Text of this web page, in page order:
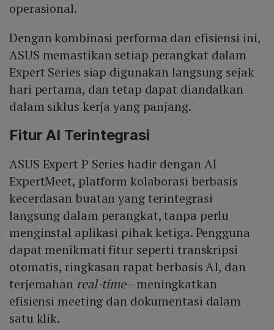
operasional.
Dengan kombinasi performa dan efisiensi ini,
ASUS memastikan setiap perangkat dalam
Expert Series siap digunakan langsung sejak
hari pertama, dan tetap dapat diandalkan
dalam siklus kerja yang panjang.
Fitur AI Terintegrasi
ASUS Expert P Series hadir dengan AI
ExpertMeet, platform kolaborasi berbasis
kecerdasan buatan yang terintegrasi
langsung dalam perangkat, tanpa perlu
menginstal aplikasi pihak ketiga. Pengguna
dapat menikmati fitur seperti transkripsi
otomatis, ringkasan rapat berbasis AI, dan
terjemahan real-time—meningkatkan
efisiensi meeting dan dokumentasi dalam
satu klik.